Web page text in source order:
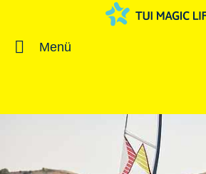
Menü